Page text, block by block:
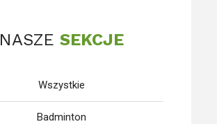
NASZE SEKCJE
Wszystkie
Badminton